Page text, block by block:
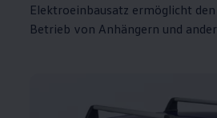
Elektroeinbausatz ermöglicht
Betrieb von Anhängern und